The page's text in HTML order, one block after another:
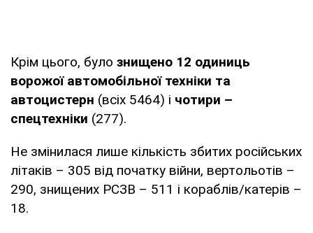
Крім цього, було знищено 12 одиниць
ворожої автомобільної техніки та
автоцистерн (всіх 5464) і чотири –
спецтехніки (277).
Не змінилася лише кількість збитих російських
літаків – 305 від початку війни, вертольотів –
290, знищених РСЗВ – 511 і кораблів/катерів –
18.